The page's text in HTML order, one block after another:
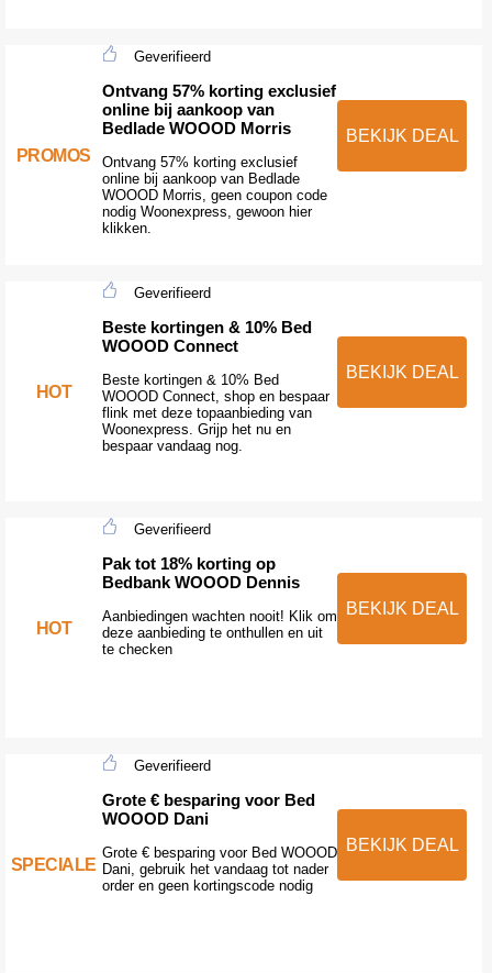
PROMOS
Geverifieerd
Ontvang 57% korting exclusief
online bij aankoop van
Bedlade WOOOD Morris
Ontvang 57% korting exclusief
online bij aankoop van Bedlade
WOOOD Morris, geen coupon code
nodig Woonexpress, gewoon hier
klikken.
BEKIJK DEAL
HOT
Geverifieerd
Beste kortingen & 10% Bed
WOOOD Connect
Beste kortingen & 10% Bed
WOOOD Connect, shop en bespaar
flink met deze topaanbieding van
Woonexpress. Grijp het nu en
bespaar vandaag nog.
BEKIJK DEAL
HOT
Geverifieerd
Pak tot 18% korting op
Bedbank WOOOD Dennis
Aanbiedingen wachten nooit! Klik om
deze aanbieding te onthullen en uit
te checken
BEKIJK DEAL
SPECIALE
Geverifieerd
Grote € besparing voor Bed
WOOOD Dani
Grote € besparing voor Bed WOOOD
Dani, gebruik het vandaag tot nader
order en geen kortingscode nodig
BEKIJK DEAL